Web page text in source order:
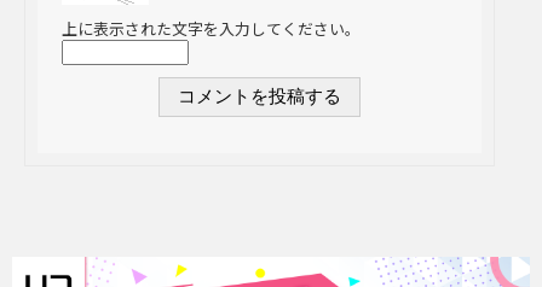
上に表示された文字を入力してください。